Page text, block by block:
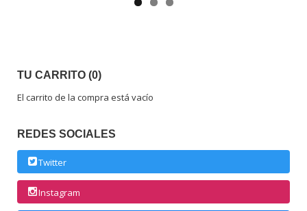
TU CARRITO (0)
El carrito de la compra está vacío
REDES SOCIALES
Twitter
Instagram